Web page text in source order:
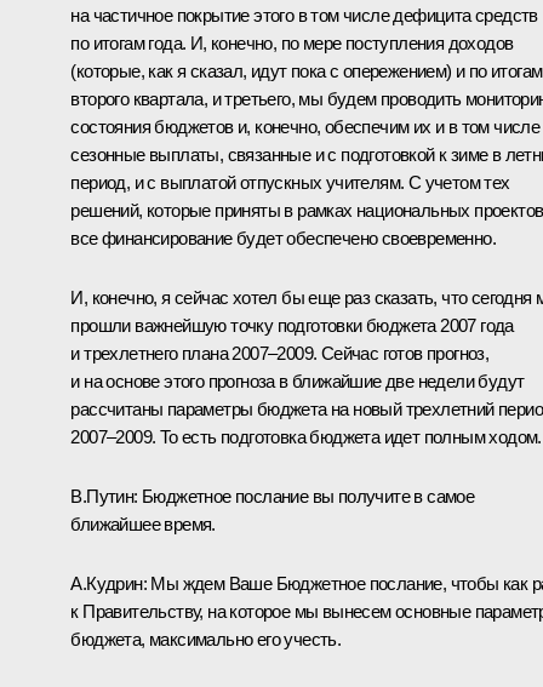
на частичное покрытие этого в том числе дефицита средств
по итогам года. И, конечно, по мере поступления доходов
(которые, как я сказал, идут пока с опережением) и по итогам
второго квартала, и третьего, мы будем проводить
состояния бюджетов и, конечно, обеспечим их и в том числе
сезонные выплаты, связанные и с подготовкой к зиме в
период, и с выплатой отпускных учителям. С учетом тех
решений, которые приняты в рамках национальных
все финансирование будет обеспечено своевременно.
И, конечно, я сейчас хотел бы еще раз сказать, что сегодня
прошли важнейшую точку подготовки бюджета 2007 года
и трехлетнего плана 2007–2009. Сейчас готов прогноз,
и на основе этого прогноза в ближайшие две недели будут
рассчитаны параметры бюджета на новый трехлетний
2007–2009. То есть подготовка бюджета идет полным ходом.
В.Путин: Бюджетное послание вы получите в самое
ближайшее время.
А.Кудрин: Мы ждем Ваше Бюджетное послание, чтобы как
к Правительству, на которое мы вынесем основные
бюджета, максимально его учесть.